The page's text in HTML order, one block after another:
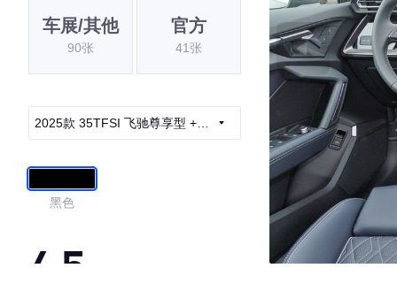
车展/其他
90张
官方
41张
2025款 35TFSI 飞驰尊享型 +豪
黑色
4.5